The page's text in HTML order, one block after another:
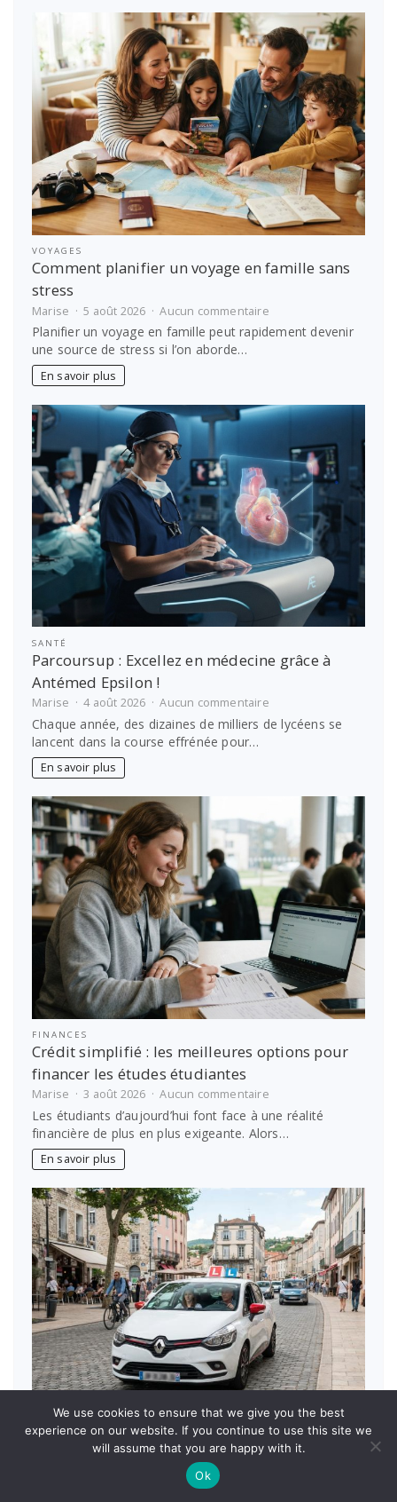
le
bon
prestataire
VOYAGES
Comment planifier un voyage en famille sans
stress
Marise 5 août 2026 Aucun commentairesur
Comment
planifier
sans
Planifier un voyage en famille peut rapidement devenir
une source de stress si l’on aborde…
En savoir plus
SANTÉ
Parcoursup : Excellez en médecine grâce à
Antémed Epsilon !
Marise 4 août 2026 Aucun commentairesur
Parcoursup
:
Antémed
Epsilon
!
Chaque année, des dizaines de milliers de lycéens se
lancent dans la course effrénée pour…
En savoir plus
FINANCES
Crédit simplifié : les meilleures options pour
financer les études étudiantes
Marise 3 août 2026 Aucun commentairesur
Crédit
simplifié
:
études
étudiantes
Les étudiants d’aujourd’hui font face à une réalité
financière de plus en plus exigeante. Alors…
En savoir plus
AUTOS MOTOS
Permis de conduire à Villefranche-sur-Saône :
vite avec notre auto-école
Aucun commentaire
We use cookies to ensure that we give you the best
experience on our website. If you continue to use this site we
will assume that you are happy with it.
Ok